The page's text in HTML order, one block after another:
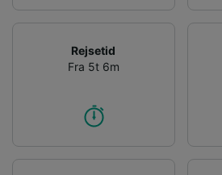
Rejsetid
Fra 5t 6m